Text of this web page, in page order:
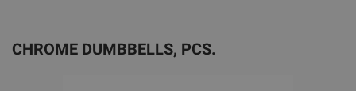
CHROME DUMBBELLS, PCS.